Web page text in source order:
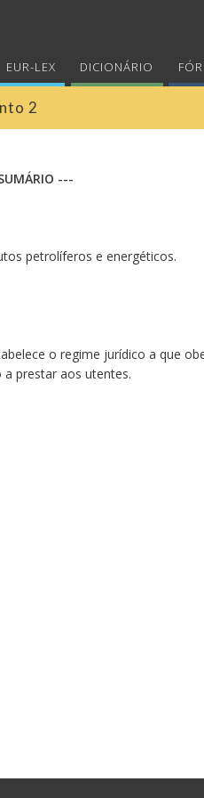
EUR-LEX DICIONÁRIO
2
---
petrolíferos e energéticos.
o regime jurídico a que
prestar aos utentes.